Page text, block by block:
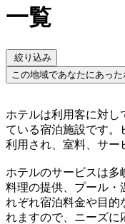
一覧
絞り込み
この地域であなたにあっ
ホテルは利用客に対し
ている宿泊施設です。
利用され、室料、サー
ホテルのサービスは多
料理の提供、プール・
れぞれ宿泊料金や目的
れますので、ニーズに